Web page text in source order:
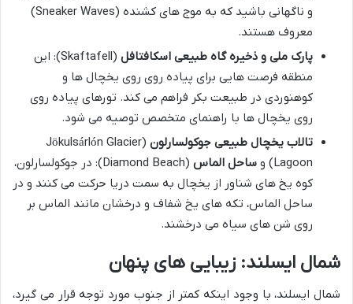
و ناگهانی باشید که به موج های کشنده (Sneaker Waves)
معروف هستند.
پارک ملی و ذخیره گاه طبیعی اسکافتافل
(Skaftafell): این
منطقه فرصت هایی برای پیاده روی روی یخچال ها و
کوهنوردی در طبیعت بکر فراهم می کند. تورهای پیاده روی
روی یخچال ها با راهنمای متخصص توصیه می شود.
تالاب یخچال طبیعی جوکولسارلون (Jökulsárlón Glacier
Lagoon) و
ساحل الماس
(Diamond Beach): در جوکولسارلون،
کوه یخ های شناور از یخچال به سمت دریا حرکت می کنند و در
ساحل الماس، تکه های یخ شفاف و درخشان مانند الماس بر
روی شن های سیاه می درخشند.
شمال ایسلند: زیبایی های پنهان
شمال ایسلند، با وجود اینکه کمتر از جنوب مورد توجه قرار می گیرد،